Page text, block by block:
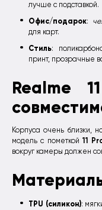
лучше с подставкой.
Офис/подарок:
для карт.
Стиль:
принт, прозрачные
Realme
Корпуса очень близки,
модель с пометкой11
вокруг камеры должен
TPU (силикон):